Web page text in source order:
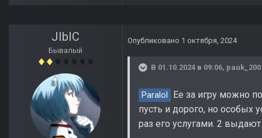
JIbIC
Бывалый
Опубликовано 1 октября, 2024
В 01.10.2024 в 09:06, pauk_200
Paralol
Ее за игру можно
пусть и дорого, но особых
раз его услугами. 2